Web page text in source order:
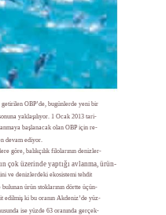
getirilen OBP’de, bugünlerde yeni bir
yaklaşılıyor. 1 Ocak 2013 tari-
başlanacak olan OBP için re-
devam ediyor.
göre, balıkçılık filolarının denizler-
çok üzerinde yaptığı avlanma, ürün-
ve denizlerdeki ekosistemi tehdit
ürün stoklarının dörtte üçün-
edilmiş ki bu oranın Akdeniz’de yüz-
ise yüzde 63 oranında gerçek-